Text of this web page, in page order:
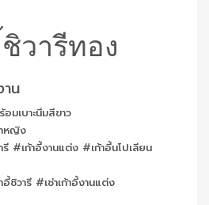
วารีทอง
น
อมเบาะนิ่มสีขาว
าหญิง
รี #เก้าอี้งานแต่ง #เก้าอี้นโปเลียน
ชิวารี #เช่าเก้าอี้งานแต่ง